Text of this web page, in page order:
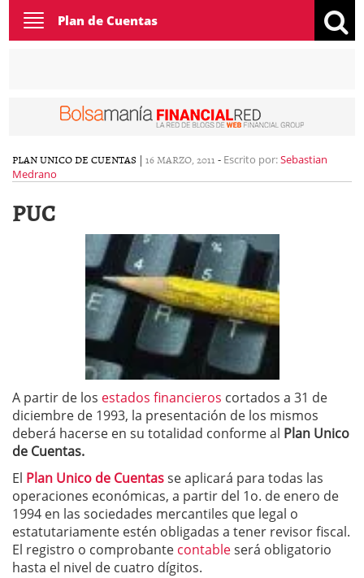
Toggle
navigation
Plan de Cuentas
PLAN UNICO DE CUENTAS | 16 MARZO, 2011 - Escrito por:Sebastian
Medrano
PUC
A partir de los estados financieros cortados a 31 de
diciembre de 1993, la presentación de los mismos
deberá hacerse en su totalidad conforme al Plan Unico
de Cuentas.
El Plan Unico de Cuentasse aplicará para todas las
operaciones económicas, a partir del 1o. de enero de
1994 en las sociedades mercantiles que legal o
estatutariamente estén obligadas a tener revisor fiscal.
El registro o comprobante contableserá obligatorio
hasta el nivel de cuatro dígitos.